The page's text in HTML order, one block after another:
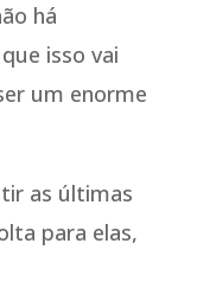
há
isso vai
um enorme
as últimas
para elas,